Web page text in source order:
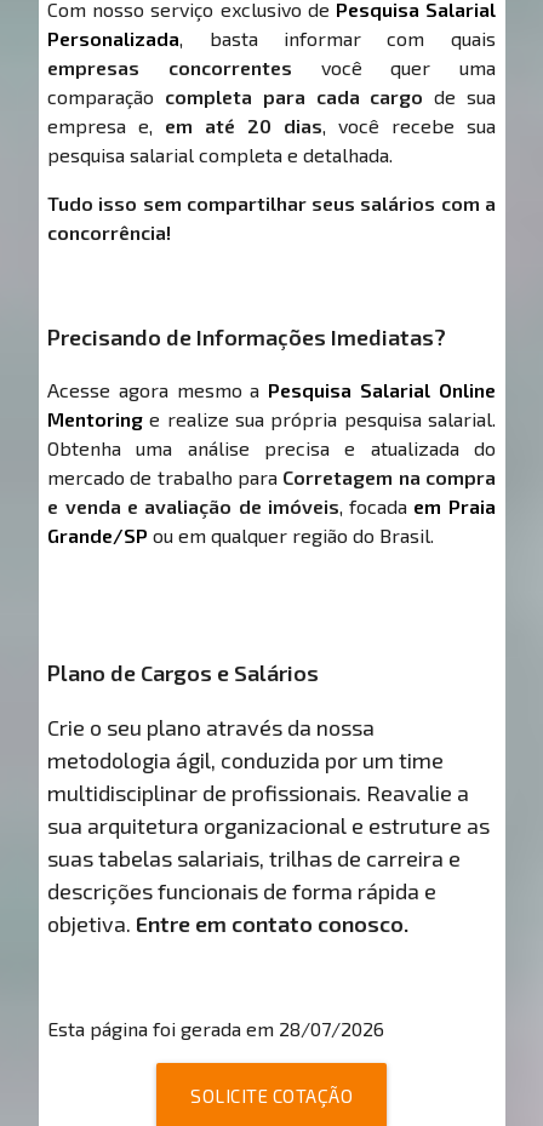
Com nosso serviço exclusivo de Pesquisa Salarial
Personalizada, basta informar com quais
empresas concorrentes você quer uma
comparação completa para cada cargo de sua
empresa e, em até 20 dias, você recebe sua
pesquisa salarial completa e detalhada.
Tudo isso sem compartilhar seus salários com a
concorrência!
Precisando de Informações Imediatas?
Acesse agora mesmo a Pesquisa Salarial Online
Mentoring e realize sua própria pesquisa salarial.
Obtenha uma análise precisa e atualizada do
mercado de trabalho para Corretagem na compra
e venda e avaliação de imóveis, focada em Praia
Grande/SP ou em qualquer região do Brasil.
Plano de Cargos e Salários
Crie o seu plano através da nossa
metodologia ágil, conduzida por um time
multidisciplinar de profissionais. Reavalie a
sua arquitetura organizacional e estruture as
suas tabelas salariais, trilhas de carreira e
descrições funcionais de forma rápida e
objetiva. Entre em contato conosco.
Esta página foi gerada em 28/07/2026
SOLICITE COTAÇÃO